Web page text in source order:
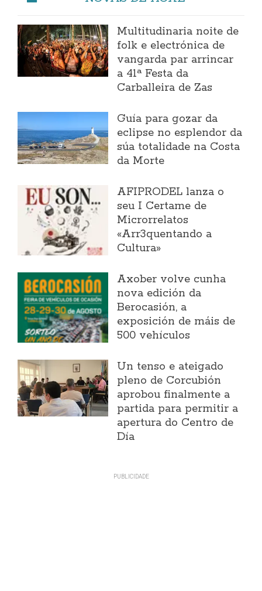
Multitudinaria noite de
folk e electrónica de
vangarda par arrincar
a 41ª Festa da
Carballeira de Zas
Guía para gozar da
eclipse no esplendor da
súa totalidade na Costa
da Morte
AFIPRODEL lanza o
seu I Certame de
Microrrelatos
«Arr3quentando a
Cultura»
Axober volve cunha
nova edición da
Berocasión, a
exposición de máis de
500 vehículos
Un tenso e ateigado
pleno de Corcubión
aprobou finalmente a
partida para permitir a
apertura do Centro de
Día